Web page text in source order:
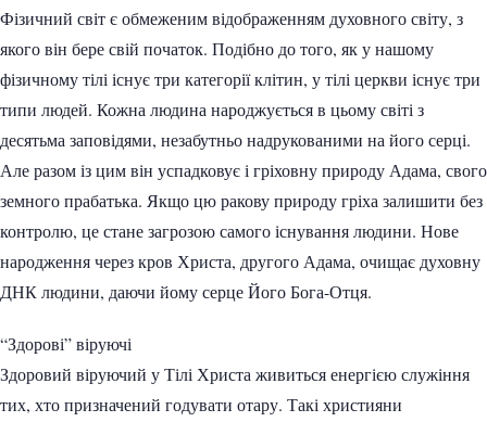
Фізичний світ є обмеженим відображенням духовного світу, з
якого він бере свій початок. Подібно до того, як у нашому
фізичному тілі існує три категорії клітин, у тілі церкви існує три
типи людей. Кожна людина народжується в цьому світі з
десятьма заповідями, незабутньо надрукованими на його серці.
Але разом із цим він успадковує і гріховну природу Адама, свого
земного прабатька. Якщо цю ракову природу гріха залишити без
контролю, це стане загрозою самого існування людини. Нове
народження через кров Христа, другого Адама, очищає духовну
ДНК людини, даючи йому серце Його Бога-Отця.
“Здорові” віруючі
Здоровий віруючий у Тілі Христа живиться енергією служіння
тих, хто призначений годувати отару. Такі християни